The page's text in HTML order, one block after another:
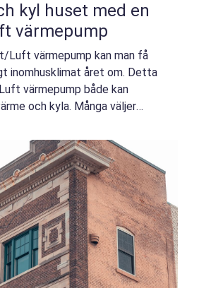
kyl huset med en
värmepump
Luft värmepump kan man få
inomhusklimat året om. Detta
värmepump både kan
och kyla. Många väljer
i fritidshuset. Men för den som
me...